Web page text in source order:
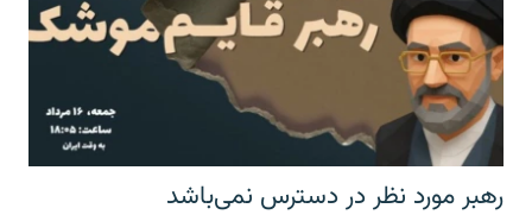
رهبر مورد نظر در دسترس نمی‌باشد